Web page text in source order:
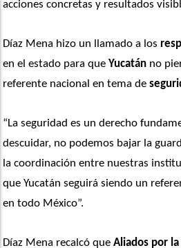
acciones concretas y resultados
Díaz Mena hizo un llamado a los
en el estado para que Yucatán no
referente nacional en tema de
“La seguridad es un derecho
descuidar, no podemos bajar la
la coordinación entre nuestras
que Yucatán seguirá siendo un
en todo México”.
Díaz Mena recalcó que Aliados por la